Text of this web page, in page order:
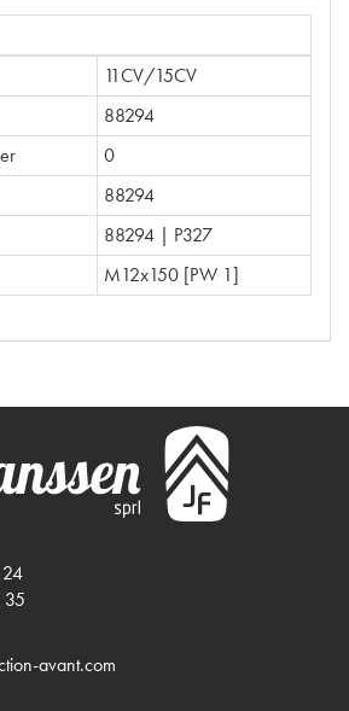
11CV/15CV
88294
0
88294
88294 | P327
M12x150 [PW 1]
avant.com